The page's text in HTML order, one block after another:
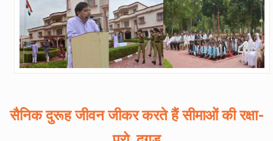
सैनिक दुरूह जीवन जीकर करते हैं सीमाओं की रक्षा-